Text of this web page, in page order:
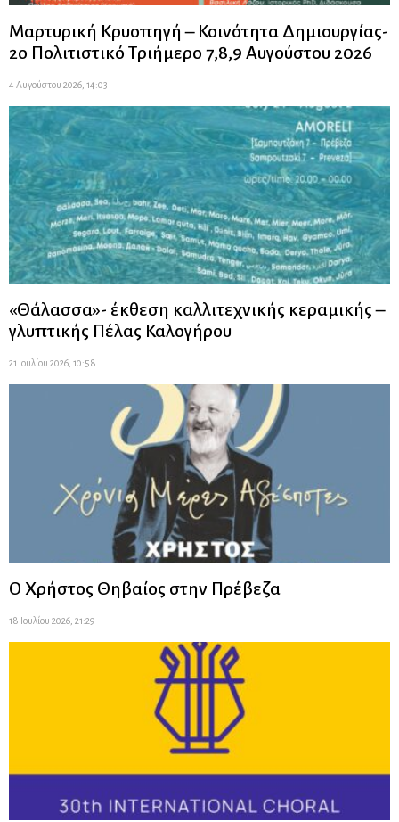
Μαρτυρική Κρυοπηγή – Κοινότητα Δημιουργίας-
2ο Πολιτιστικό Τριήμερο 7,8,9 Αυγούστου 2026
4 Αυγούστου 2026, 14:03
«Θάλασσα»- έκθεση καλλιτεχνικής κεραμικής –
γλυπτικής Πέλας Καλογήρου
21 Ιουλίου 2026, 10:58
Ο Χρήστος Θηβαίος στην Πρέβεζα
18 Ιουλίου 2026, 21:29